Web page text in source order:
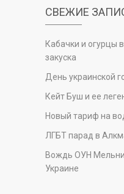
СВЕЖИЕ
Кабачки и огурцы
закуска
День украинской
Кейт Буш и ее
Новый тариф на
ЛГБТ парад в
Вождь ОУН
Украине